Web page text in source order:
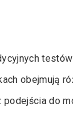
obejmują
do